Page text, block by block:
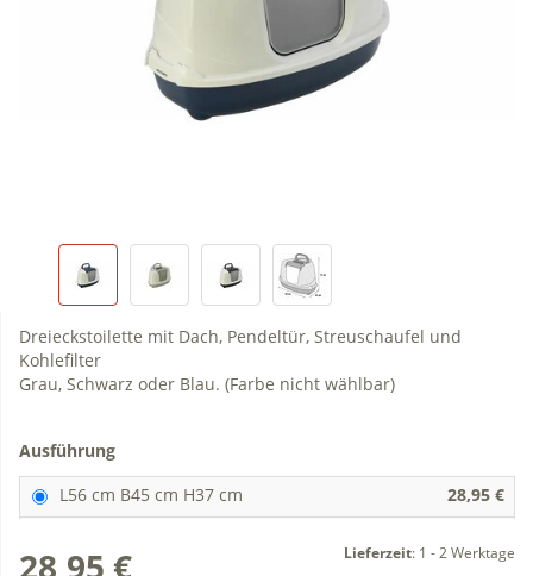
Dreieckstoilette mit Dach, Pendeltür, Streuschaufel und
Kohlefilter
Grau, Schwarz oder Blau. (Farbe nicht wählbar)
Ausführung
L56 cm B45 cm H37 cm
28,95 €
28,95 € Lieferzeit: 1 - 2 Werktage